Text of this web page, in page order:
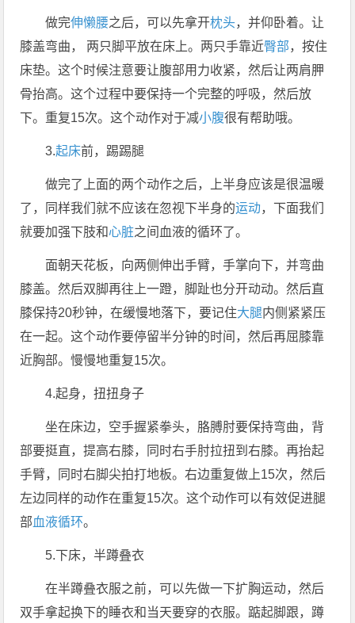
做完伸懒腰之后，可以先拿开枕头，并仰卧着。让
膝盖弯曲， 两只脚平放在床上。两只手靠近臀部，按住
床垫。这个时候注意要让腹部用力收紧，然后让两肩胛
骨抬高。这个过程中要保持一个完整的呼吸，然后放
下。重复15次。这个动作对于减小腹很有帮助哦。
3.起床前，踢踢腿
做完了上面的两个动作之后，上半身应该是很温暖
了，同样我们就不应该在忽视下半身的运动，下面我们
就要加强下肢和心脏之间血液的循环了。
面朝天花板，向两侧伸出手臂，手掌向下，并弯曲
膝盖。然后双脚再往上一蹬，脚趾也分开动动。然后直
膝保持20秒钟，在缓慢地落下，要记住大腿内侧紧紧压
在一起。这个动作要停留半分钟的时间，然后再屈膝靠
近胸部。慢慢地重复15次。
4.起身，扭扭身子
坐在床边，空手握紧拳头，胳膊肘要保持弯曲，背
部要挺直，提高右膝，同时右手肘拉扭到右膝。再抬起
手臂，同时右脚尖拍打地板。右边重复做上15次，然后
左边同样的动作在重复15次。这个动作可以有效促进腿
部血液循环。
5.下床，半蹲叠衣
在半蹲叠衣服之前，可以先做一下扩胸运动，然后
双手拿起换下的睡衣和当天要穿的衣服。踮起脚跟，蹲